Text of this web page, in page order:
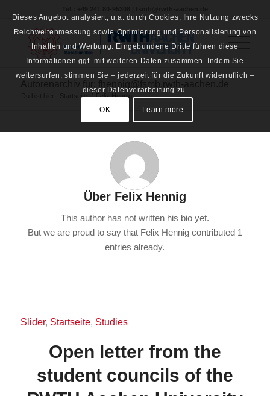
Startseite / Felix Hennig
Über Felix Hennig
This author has not written his bio yet.
But we are proud to say that Felix Hennigcontributed 1
entries already.
Slider, Startseite, Studies
Open letter from the
student councils of the
Dieses Angebot analysiert, u.a. durch Cookies, Ihre Nutzung zwecks
Reichweitenmessung sowie Optimierung und Personalisierung von
Inhalten und Werbung. Eingebundene Dritte führen diese
Informationen ggf. mit weiteren Daten zusammen. Indem Sie
weitersurfen, stimmen Sie – jederzeit für die Zukunft widerruflich –
dieser Datenverarbeitung zu.
OK Learn more